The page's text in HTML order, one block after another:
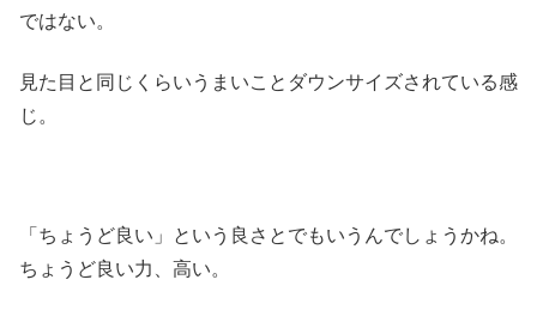
ではない。
見た目と同じくらいうまいことダウンサイズされている感
じ。
「ちょうど良い」という良さとでもいうんでしょうかね。
ちょうど良い力、高い。